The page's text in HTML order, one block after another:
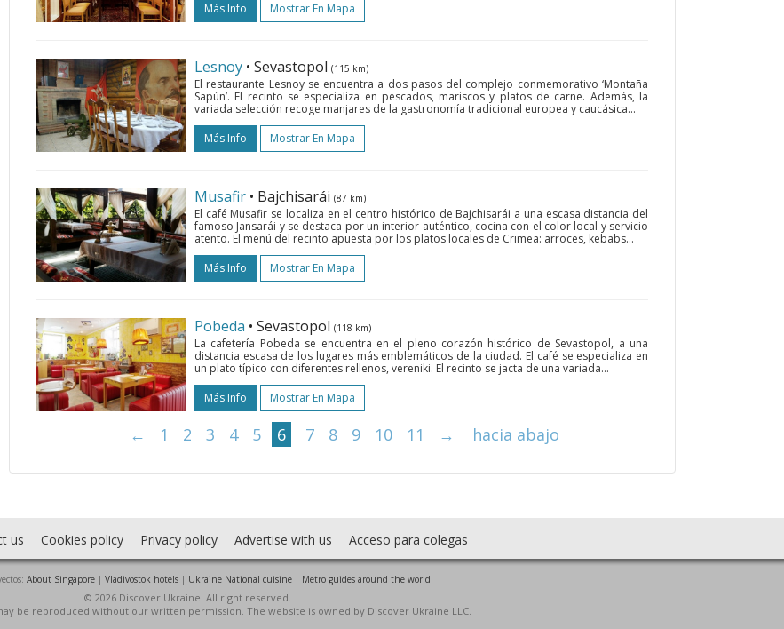
Más Info
Mostrar En Mapa
Lesnoy • Sevastopol (115 km)
El restaurante Lesnoy se encuentra a dos pasos del complejo conmemorativo ‘Montaña
Sapún’. El recinto se especializa en pescados, mariscos y platos de carne. Además, la
variada selección recoge manjares de la gastronomía tradicional europea y caucásica...
Más Info
Mostrar En Mapa
Musafir • Bajchisarái (87 km)
El café Musafir se localiza en el centro histórico de Bajchisarái a una escasa distancia del
famoso Jansarái y se destaca por un interior auténtico, cocina con el color local y servicio
atento. El menú del recinto apuesta por los platos locales de Crimea: arroces, kebabs...
Más Info
Mostrar En Mapa
Pobeda • Sevastopol (118 km)
La cafetería Pobeda se encuentra en el pleno corazón histórico de Sevastopol, a una
distancia escasa de los lugares más emblemáticos de la ciudad. El café se especializa en
un plato típico con diferentes rellenos, vereniki. El recinto se jacta de una variada...
Más Info
Mostrar En Mapa
← 1 2 3 4 5 6 7 8 9 10 11 → hacia abajo
us Cookies policy Privacy policy Advertise with us Acceso para colegas
About Singapore| Vladivostok hotels| Ukraine National cuisine| Metro guides around the world
© 2026 Discover Ukraine. All right reserved.
be reproduced without our written permission. The website is owned by Discover Ukraine LLC.